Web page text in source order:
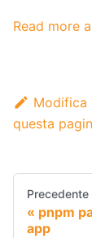
Read more
Modifica
questa
Precedente
pnpm
app